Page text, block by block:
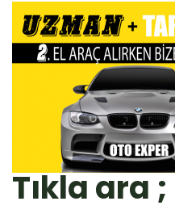
Tıkla ara ;